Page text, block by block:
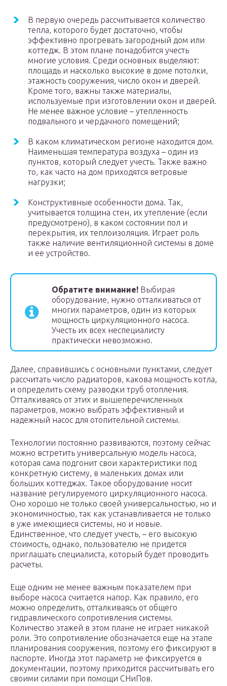
В первую очередь рассчитывается количество
тепла, которого будет достаточно, чтобы
эффективно прогревать загородный дом или
коттедж. В этом плане понадобится учесть
многие условия. Среди основных выделяют:
площадь и насколько высокие в доме потолки,
этажность сооружения, число окон и дверей.
Кроме того, важны также материалы,
используемые при изготовлении окон и дверей.
Не менее важное условие – утепленность
подвального и чердачного помещений;
В каком климатическом регионе находится дом.
Наименьшая температура воздуха – один из
пунктов, который следует учесть. Также важно
то, как часто на дом приходятся ветровые
нагрузки;
Конструктивные особенности дома. Так,
учитывается толщина стен, их утепление (если
предусмотрено), в каком состоянии пол и
перекрытия, их теплоизоляция. Играет роль
также наличие вентиляционной системы в доме
и ее устройство.
Обратите внимание! Выбирая
оборудование, нужно отталкиваться от
многих параметров, один из которых
мощность циркуляционного насоса.
Учесть их всех неспециалисту
практически невозможно.
Далее, справившись с основными пунктами, следует
рассчитать число радиаторов, какова мощность котла,
и определить схему разводки труб отопления.
Отталкиваясь от этих и вышеперечисленных
параметров, можно выбрать эффективный и
надежный насос для отопительной системы.
Технологии постоянно развиваются, поэтому сейчас
можно встретить универсальную модель насоса,
которая сама подгонит свои характеристики под
конкретную систему, в маленьких домах или
больших коттеджах. Такое оборудование носит
название регулируемого циркуляционного насоса.
Оно хорошо не только своей универсальностью, но и
экономичностью, так как устанавливается не только
в уже имеющиеся системы, но и новые.
Единственное, что следует учесть, – его высокую
стоимость, однако, пользователю не придется
приглашать специалиста, который будет проводить
расчеты.
Еще одним не менее важным показателем при
выборе насоса считается напор. Как правило, его
можно определить, отталкиваясь от общего
гидравлического сопротивления системы.
Количество этажей в этом плане не играет никакой
роли. Это сопротивление обозначается еще на этапе
планирования сооружения, поэтому его фиксируют в
паспорте. Иногда этот параметр не фиксируется в
документации, поэтому приходится рассчитывать его
своими силами при помощи СНиПов.